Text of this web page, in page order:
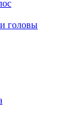
головы